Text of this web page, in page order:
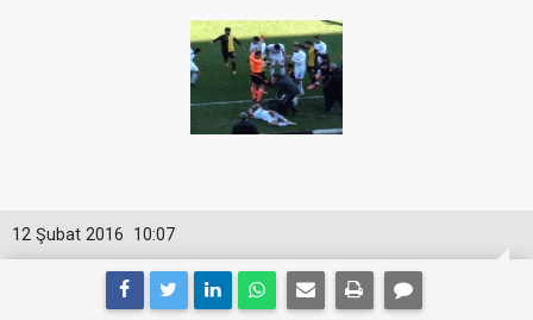
10:07
12 Şubat 2016